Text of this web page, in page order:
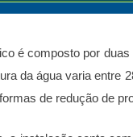
é composto por
da água varia entre
de redução de